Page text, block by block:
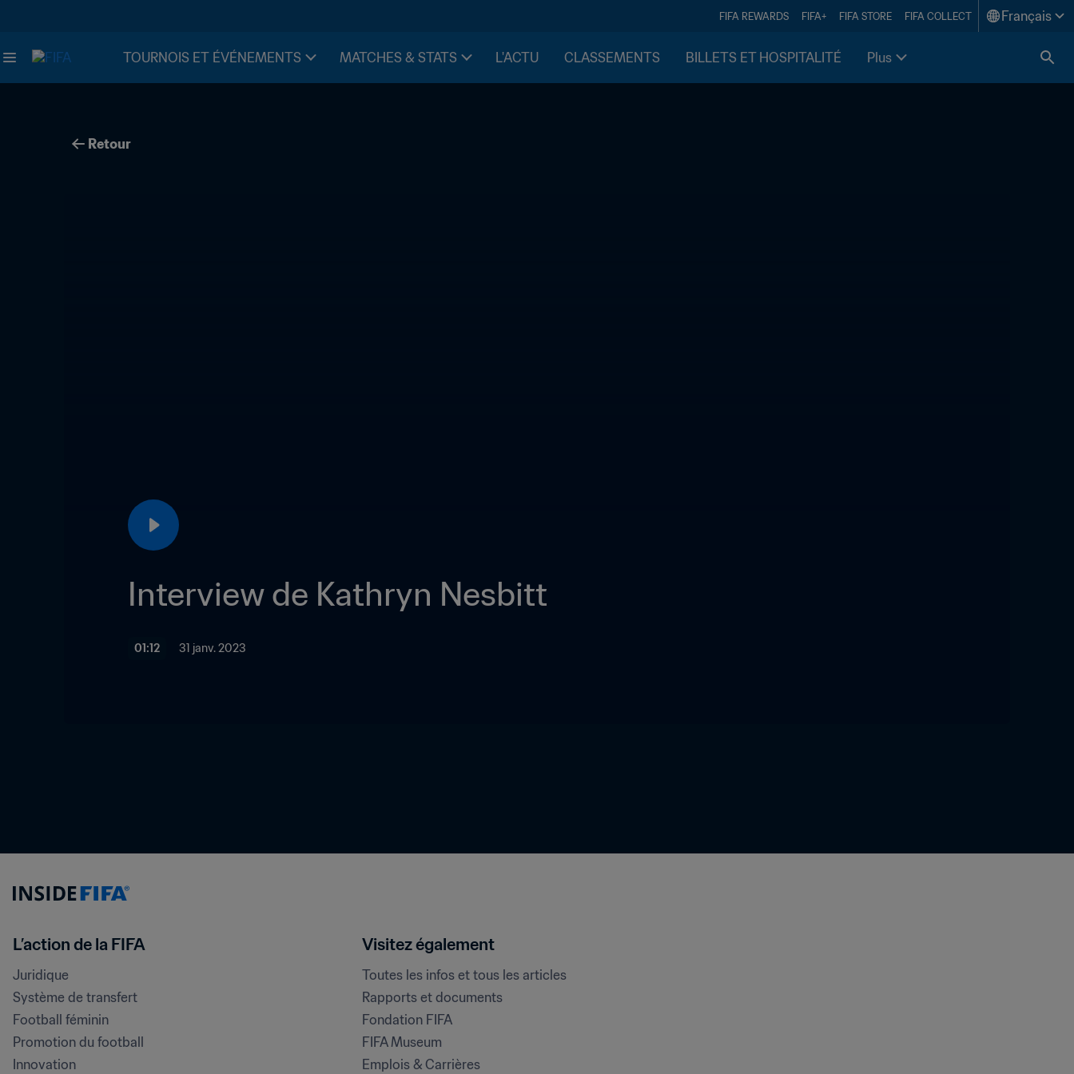
FIFA REWARDS FIFA+ FIFA STORE FIFA COLLECT Français
TOURNOIS ET ÉVÉNEMENTS MATCHES & STATS L'ACTU CLASSEMENTS BILLETS ET HOSPITALITÉ Plus
Retour
Interview de Kathryn Nesbitt
01:12 31 janv. 2023
L’action de la FIFA
Juridique
Système de transfert
Football féminin
Promotion du football
Innovation
Visitez également
Toutes les infos et tous les articles
Rapports et documents
Fondation FIFA
FIFA Museum
Emplois & Carrières